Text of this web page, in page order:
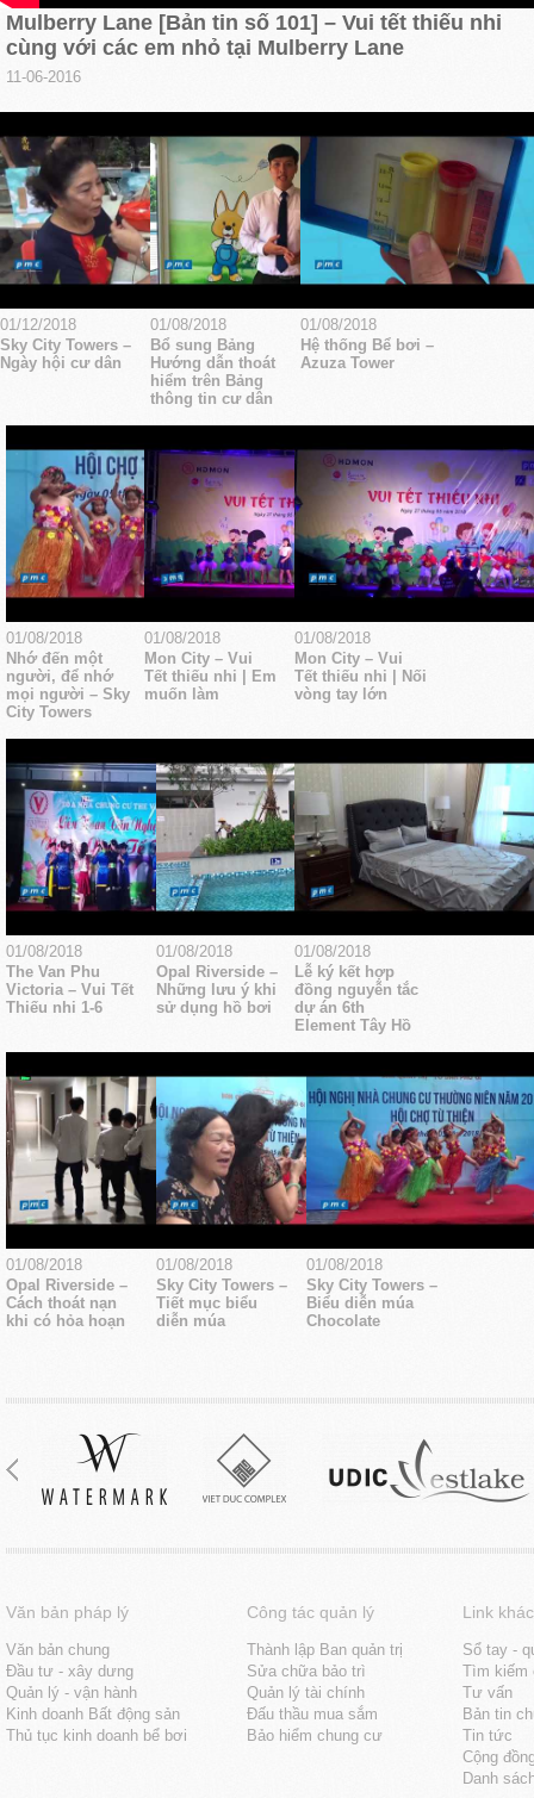
Mulberry Lane [Bản tin số 101] – Vui tết thiếu nhi
cùng với các em nhỏ tại Mulberry Lane
11-06-2016
01/12/2018
Sky City Towers –
Ngày hội cư dân
01/08/2018
Bổ sung Bảng
Hướng dẫn thoát
hiểm trên Bảng
thông tin cư dân
01/08/2018
Hệ thống Bể bơi –
Azuza Tower
01/08/2018
Nhớ đến một
người, để nhớ
mọi người – Sky
City Towers
01/08/2018
Mon City – Vui
Tết thiếu nhi | Em
muốn làm
01/08/2018
Mon City – Vui
Tết thiếu nhi | Nối
vòng tay lớn
01/08/2018
The Van Phu
Victoria – Vui Tết
Thiếu nhi 1-6
01/08/2018
Opal Riverside –
Những lưu ý khi
sử dụng hồ bơi
01/08/2018
Lễ ký kết hợp
đồng nguyễn tắc
dự án 6th
Element Tây Hồ
01/08/2018
Opal Riverside –
Cách thoát nạn
khi có hỏa hoạn
01/08/2018
Sky City Towers –
Tiết mục biểu
diễn múa
01/08/2018
Sky City Towers –
Biểu diễn múa
Chocolate
Văn bản pháp lý
Văn bản chung
Đầu tư - xây dưng
Quản lý - vận hành
Kinh doanh Bất động sản
Thủ tục kinh doanh bể bơi
Công tác quản lý
Thành lập Ban quản trị
Sửa chữa bảo trì
Quản lý tài chính
Đấu thầu mua sắm
Bảo hiểm chung cư
Link khác
Sổ tay -
Tìm kiếm
Tư vấn
Bản tin
Tin tức
Cộng
Danh